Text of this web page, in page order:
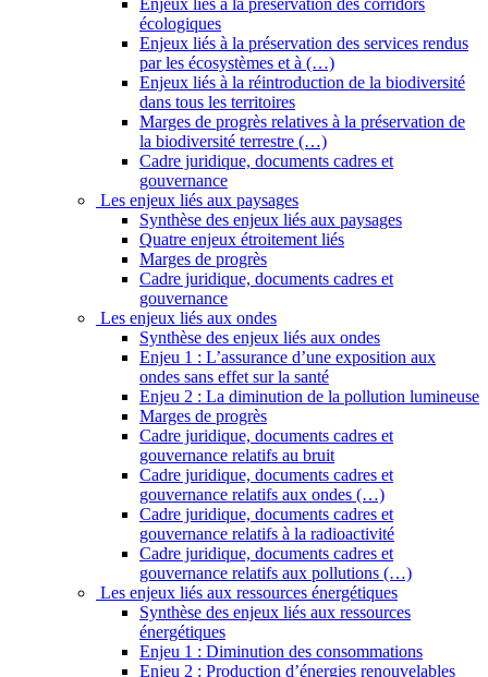
Enjeux liés à la préservation des corridors
écologiques
Enjeux liés à la préservation des services rendus
par les écosystèmes et à (…)
Enjeux liés à la réintroduction de la biodiversité
dans tous les territoires
Marges de progrès relatives à la préservation de
la biodiversité terrestre (…)
Cadre juridique, documents cadres et
gouvernance
Les enjeux liés aux paysages
Synthèse des enjeux liés aux paysages
Quatre enjeux étroitement liés
Marges de progrès
Cadre juridique, documents cadres et
gouvernance
Les enjeux liés aux ondes
Synthèse des enjeux liés aux ondes
Enjeu 1 : L’assurance d’une exposition aux
ondes sans effet sur la santé
Enjeu 2 : La diminution de la pollution lumineuse
Marges de progrès
Cadre juridique, documents cadres et
gouvernance relatifs au bruit
Cadre juridique, documents cadres et
gouvernance relatifs aux ondes (…)
Cadre juridique, documents cadres et
gouvernance relatifs à la radioactivité
Cadre juridique, documents cadres et
gouvernance relatifs aux pollutions (…)
Les enjeux liés aux ressources énergétiques
Synthèse des enjeux liés aux ressources
énergétiques
Enjeu 1 : Diminution des consommations
Enjeu 2 : Production d’énergies renouvelables